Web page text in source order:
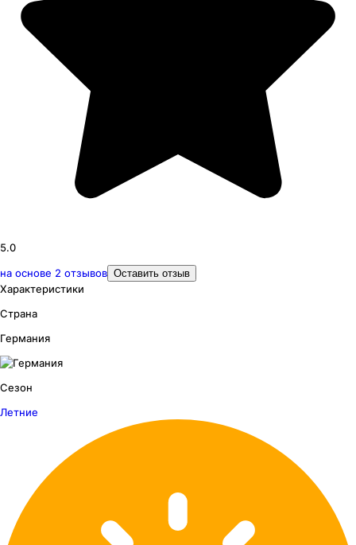
5.0
на основе 2 отзывов Оставить отзыв
Характеристики
Страна
Германия
Сезон
Летние